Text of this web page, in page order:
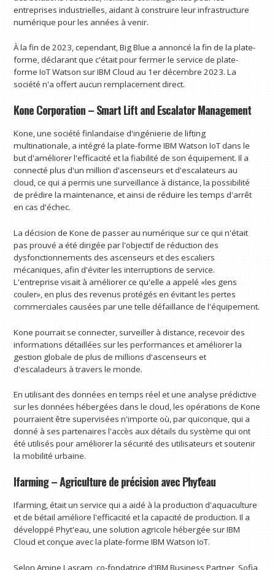
entreprises industrielles, aidant à construire leur infrastructure
numérique pour les années à venir.
À la fin de 2023, cependant, Big Blue a annoncé la fin de la plate-
forme, déclarant que c'était pour fermer le service de plate-
forme IoT Watson sur IBM Cloud au 1er décembre 2023. La
société n'a offert aucun remplacement direct.
Kone Corporation – Smart Lift and Escalator Management
Kone, une société finlandaise d'ingénierie de lifting
multinationale, a intégré la plate-forme IBM Watson IoT dans le
but d'améliorer l'efficacité et la fiabilité de son équipement. Il a
connecté plus d'un million d'ascenseurs et d'escalateurs au
cloud, ce qui a permis une surveillance à distance, la possibilité
de prédire la maintenance, et ainsi de réduire les temps d'arrêt
en cas d'échec.
La décision de Kone de passer au numérique sur ce qui n'était
pas prouvé a été dirigée par l'objectif de réduction des
dysfonctionnements des ascenseurs et des escaliers
mécaniques, afin d'éviter les interruptions de service.
L'entreprise visait à améliorer ce qu'elle a appelé «les gens
couler», en plus des revenus protégés en évitant les pertes
commerciales causées par une telle défaillance de l'équipement.
Kone pourrait se connecter, surveiller à distance, recevoir des
informations détaillées sur les performances et améliorer la
gestion globale de plus de millions d'ascenseurs et
d'escaladeurs à travers le monde.
En utilisant des données en temps réel et une analyse prédictive
sur les données hébergées dans le cloud, les opérations de Kone
pourraient être supervisées n'importe où, par quiconque, qui a
donné à ses partenaires l'accès aux détails du système qui ont
été utilisés pour améliorer la sécurité des utilisateurs et soutenir
la mobilité urbaine.
Ifarming – Agriculture de précision avec Phyt'eau
Ifarming, était un service qui a aidé à la production d'aquaculture
et de bétail améliore l'efficacité et la capacité de production. Il a
développé Phyt'eau, une solution agricole hébergée sur IBM
Cloud et conçue avec la plate-forme IBM Watson IoT.
Selon Amine Lasram, co-fondatrice d'IBM Business Partner, Sofia